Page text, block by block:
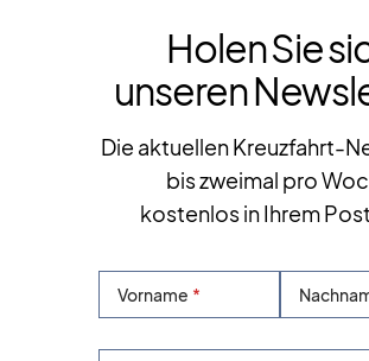
Holen Sie
unseren
Die aktuellen Kreuzfahrt-
bis zweimal pro
kostenlos in Ihrem
Vorname